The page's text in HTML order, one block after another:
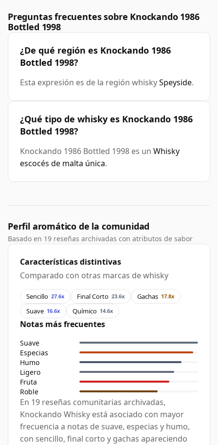
Preguntas frecuentes sobre Knockando 1986
Bottled 1998
¿De qué región es Knockando 1986
Bottled 1998?
Esta expresión es de la región whiskySpeyside.
¿Qué tipo de whisky es Knockando 1986
Bottled 1998?
Knockando 1986 Bottled 1998 es un Whisky
escocés de malta única.
Perfil aromático de la comunidad
Basado en 19 reseñas archivadas con atributos de sabor
Características distintivas
Comparado con otras marcas de whisky
Sencillo 27.6x Final Corto 23.6x Gachas 17.8x
Suave 16.6x Químico 14.6x
Notas más frecuentes
Suave
Especias
Humo
Ligero
Fruta
Roble
En 19 reseñas comunitarias archivadas,
Knockando Whisky está asociado con mayor
frecuencia a notas de suave, especias y humo,
con sencillo, final corto y gachas apareciendo